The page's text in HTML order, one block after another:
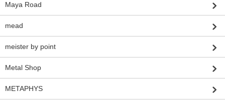
Maya Road
mead
meister by point
Metal Shop
METAPHYS